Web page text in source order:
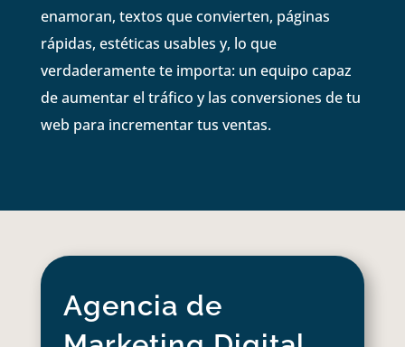
enamoran, textos que convierten, páginas
rápidas, estéticas usables y, lo que
verdaderamente te importa: un equipo capaz
de aumentar el tráfico y las conversiones de tu
web para incrementar tus ventas.
Agencia de